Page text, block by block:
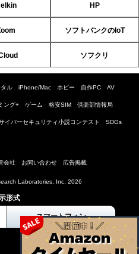
HP
ソフトバンクのIoT
ソフクリ
ル iPhone/Mac ホビー 自作PC AV
ング+ ゲーム 格安SIM 倶楽部情報局
イバーセキュリティ小説コンテスト SDGs
会社 お問い合わせ 広告掲載
Laboratories, Inc. 2026
形式
スマートフォン